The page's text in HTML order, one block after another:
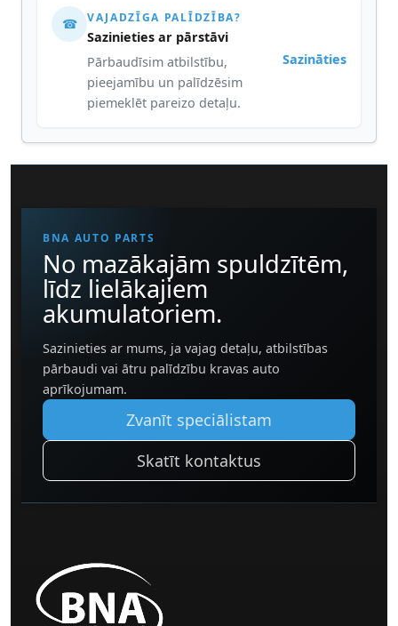
☎ VAJADZĪGA PALĪDZĪBA?
Sazinieties ar pārstāvi
Pārbaudīsim atbilstību,
pieejamību un palīdzēsim
piemeklēt pareizo detaļu.
Sazināties
BNA AUTO PARTS
No mazākajām spuldzītēm,
līdz lielākajiem
akumulatoriem.
Sazinieties ar mums, ja vajag detaļu, atbilstības
pārbaudi vai ātru palīdzību kravas auto
aprīkojumam.
Zvanīt speciālistam
Skatīt kontaktus